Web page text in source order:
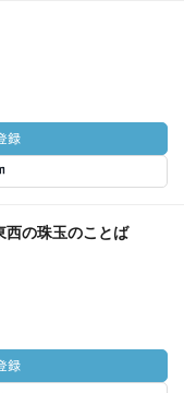
西の珠玉のことば